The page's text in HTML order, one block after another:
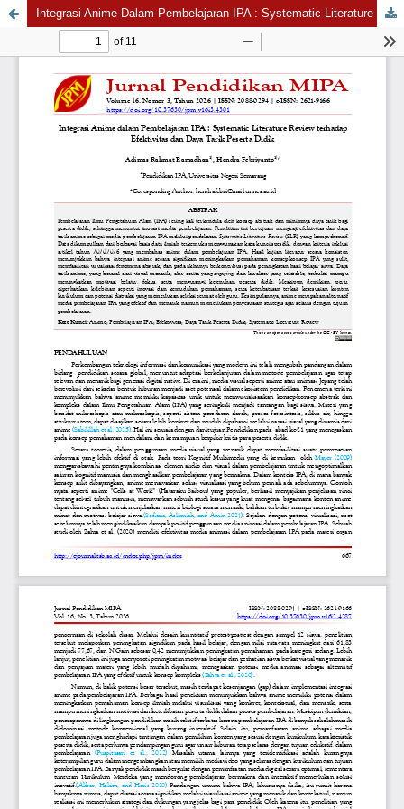
Integrasi Anime Dalam Pembelajaran IPA : Systematic Literature Review Terhadap Efektivitas Dan Daya Tarik Peserta Didik